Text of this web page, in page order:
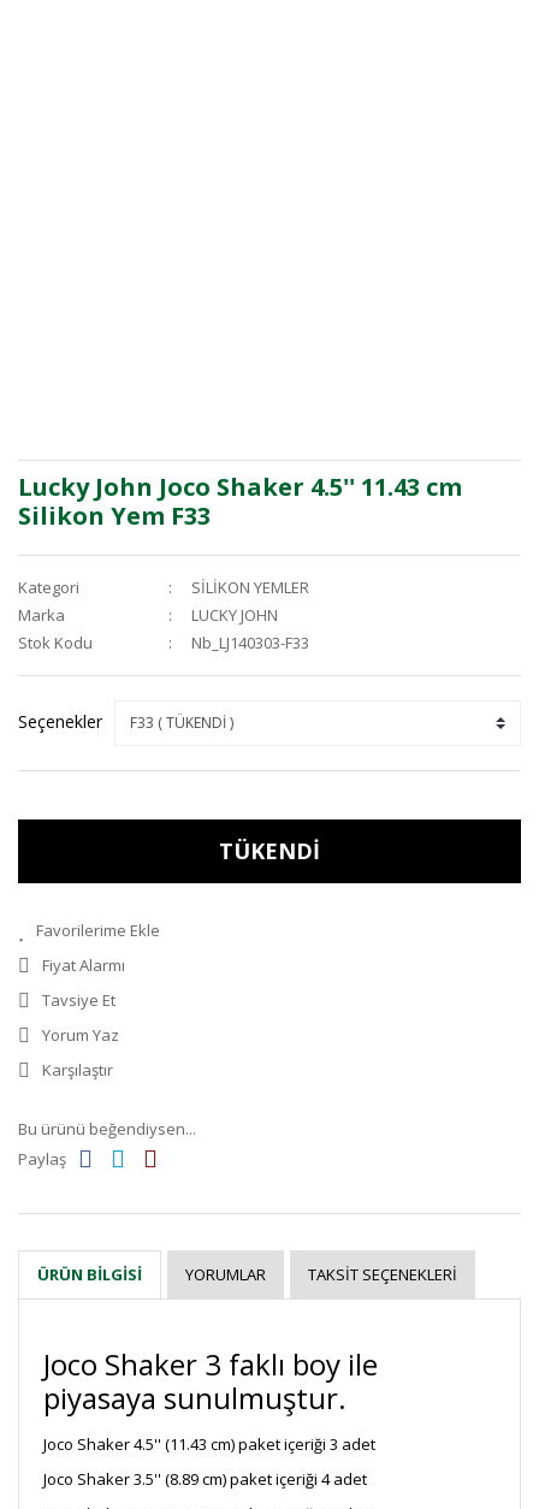
Lucky John Joco Shaker 4.5'' 11.43 cm
Silikon Yem F33
Kategori
SİLİKON YEMLER
Marka
LUCKY JOHN
Stok Kodu
Nb_LJ140303-F33
Seçenekler
TÜKENDİ
Fiyat Alarmı
Tavsiye Et
Yorum Yaz
Karşılaştır
Bu ürünü beğendiysen...
Paylaş
ÜRÜN BILGISI YORUMLAR TAKSIT SEÇENEKLERI
Joco Shaker 3 faklı boy ile
piyasaya sunulmuştur.
Joco Shaker 4.5'' (11.43 cm) paket içeriği 3 adet
Joco Shaker 3.5'' (8.89 cm) paket içeriği 4 adet